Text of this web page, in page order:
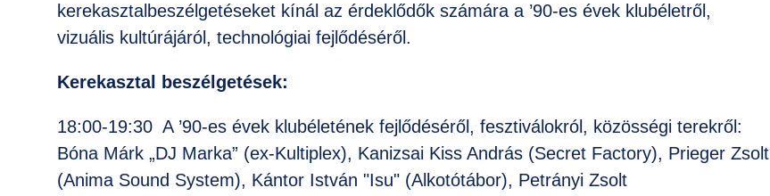
kerekasztalbeszélgetéseket kínál az érdeklődők számára a ’90-es évek klubéletről,
vizuális kultúrájáról, technológiai fejlődéséről.
Kerekasztal beszélgetések:
18:00-19:30 A ’90-es évek klubéletének fejlődéséről, fesztiválokról, közösségi terekről:
Bóna Márk „DJ Marka” (ex-Kultiplex), Kanizsai Kiss András (Secret Factory), Prieger Zsolt
(Anima Sound System), Kántor István "Isu" (Alkotótábor), Petrányi Zsolt